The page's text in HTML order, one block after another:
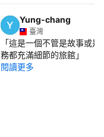
Yung-chang
臺灣
「這是一個不管是故事或是
務都充滿細節的旅館」
閱讀更多